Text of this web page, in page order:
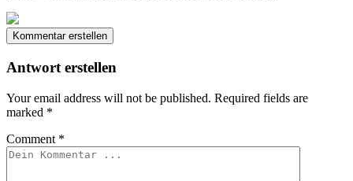
Kommentar erstellen
Antwort erstellen
Your email address will not be published. Required fields are
marked *
Comment *